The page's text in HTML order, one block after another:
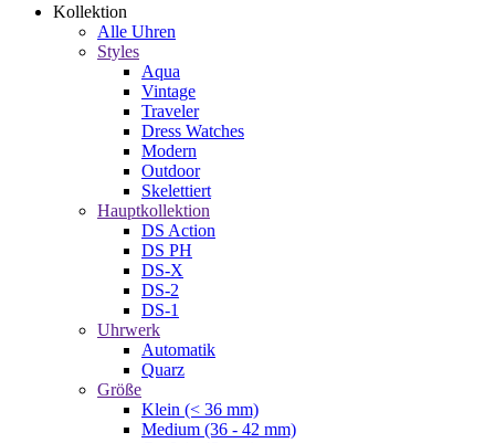
Kollektion
Alle Uhren
Styles
Aqua
Vintage
Traveler
Dress Watches
Modern
Outdoor
Skelettiert
Hauptkollektion
DS Action
DS PH
DS-X
DS-2
DS-1
Uhrwerk
Automatik
Quarz
Größe
Klein (< 36 mm)
Medium (36 - 42 mm)